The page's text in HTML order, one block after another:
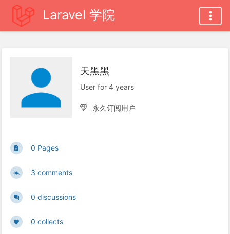
Laravel 学院
天黑黑
User for 4 years
永久订阅用户
0 Pages
3 comments
0 discussions
0 collects